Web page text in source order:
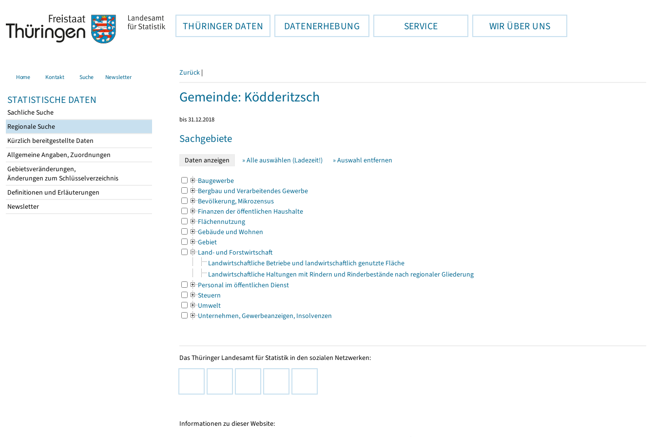
THÜRINGER DATEN DATENERHEBUNG SERVICE WIR ÜBER UNS
Home Kontakt Suche Newsletter
STATISTISCHE DATEN
Sachliche Suche
Regionale Suche
Kürzlich bereitgestellte Daten
Allgemeine Angaben, Zuordnungen
Gebietsveränderungen,
Änderungen zum Schlüsselverzeichnis
Definitionen und Erläuterungen
Newsletter
Zurück |
Gemeinde: Ködderitzsch
bis 31.12.2018
Sachgebiete
» Alle auswählen (Ladezeit!) » Auswahl entfernen
Baugewerbe
Bergbau und Verarbeitendes Gewerbe
Bevölkerung, Mikrozensus
Finanzen der öffentlichen Haushalte
Flächennutzung
Gebäude und Wohnen
Gebiet
Land- und Forstwirtschaft
Landwirtschaftliche Betriebe und landwirtschaftlich genutzte Fläche
Landwirtschaftliche Haltungen mit Rindern und Rinderbestände nach regionaler Gliederung
Personal im öffentlichen Dienst
Steuern
Umwelt
Unternehmen, Gewerbeanzeigen, Insolvenzen
Das Thüringer Landesamt für Statistik in den sozialen Netzwerken:
Informationen zu dieser Website: